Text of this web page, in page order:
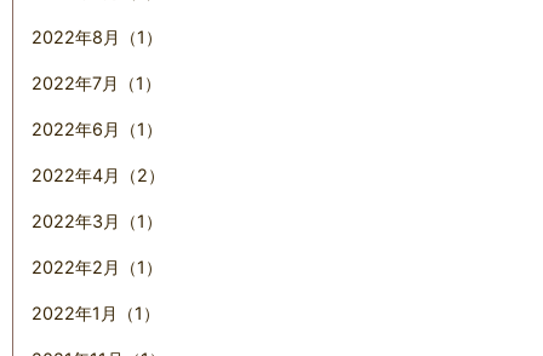
2022年8月（1）
2022年7月（1）
2022年6月（1）
2022年4月（2）
2022年3月（1）
2022年2月（1）
2022年1月（1）